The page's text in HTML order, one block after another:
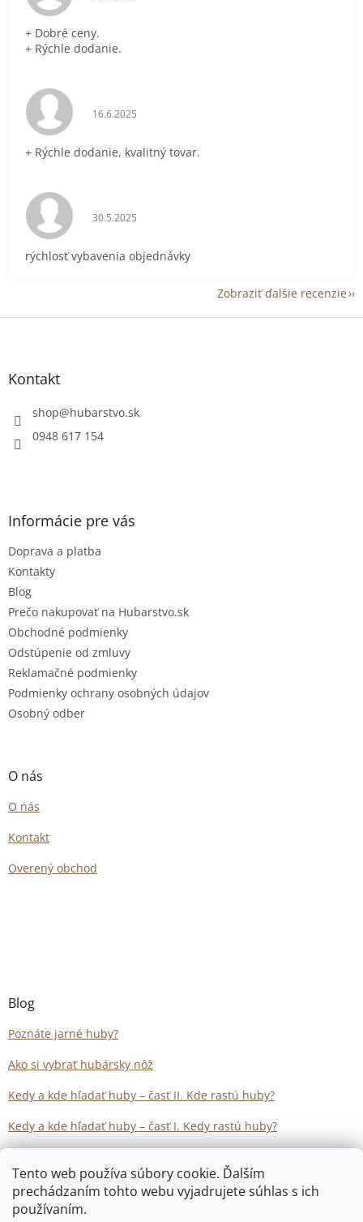
Tento web používa súbory cookie. Ďalším
prechádzaním tohto webu vyjadrujete súhlas s ich
používaním.
+ Dobré ceny.
+ Rýchle dodanie.
Hodnotenie obchodu je 5 z 5 hviezdičiek.
16.6.2025
+ Rýchle dodanie, kvalitný tovar.
Hodnotenie obchodu je 5 z 5 hviezdičiek.
30.5.2025
rýchlosť vybavenia objednávky
Zobraziť ďalšie recenzie
Z
Kontakt
shop@hubarstvo.sk
0948 617 154
Informácie pre vás
Doprava a platba
Kontakty
Blog
Prečo nakupovať na Hubarstvo.sk
Obchodné podmienky
Odstúpenie od zmluvy
Reklamačné podmienky
Podmienky ochrany osobných údajov
Osobný odber
O nás
O nás
Kontakt
Overený obchod
Blog
Poznáte jarné huby?
Ako si vybrať hubársky nôž
Kedy a kde hľadať huby – časť II. Kde rastú huby?
Kedy a kde hľadať huby – časť I. Kedy rastú huby?